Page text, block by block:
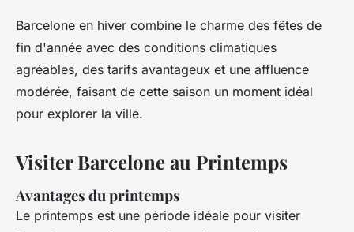
Barcelone en hiver combine le charme des fêtes de
fin d'année avec des conditions climatiques
agréables, des tarifs avantageux et une affluence
modérée, faisant de cette saison un moment idéal
pour explorer la ville.
Visiter Barcelone au Printemps
Avantages du printemps
Le printemps est une période idéale pour visiter